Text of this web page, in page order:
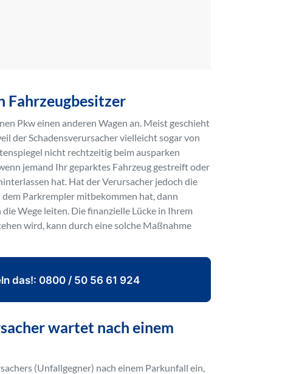
Fahrzeugbesitzer
Pkw einen anderen Wagen an. Meist geschieht
der Schadensverursacher vielleicht sogar von
nicht rechtzeitig beim ausparken
jemand Ihr geparktes Fahrzeug gestreift oder
hat. Hat der Verursacher jedoch die
Parkrempler mitbekommen hat, dann
Wege leiten. Die finanzielle Lücke in Ihrem
wird, kann durch eine solche Maßnahme
das!: 0800 / 50 56 61 924
wartet nach einem
(Unfallgegner) nach einem Parkunfall ein,